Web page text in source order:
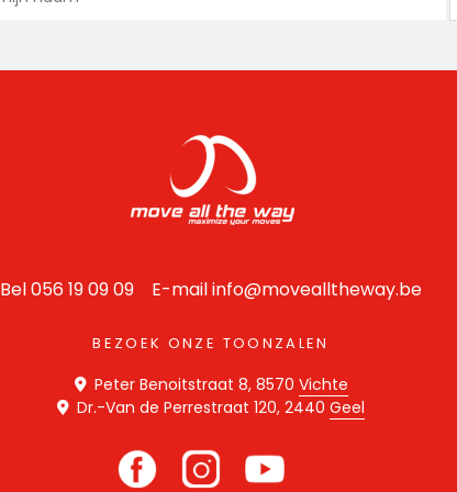
Bel 056 19 09 09 E-mailinfo@movealltheway.be
BEZOEK ONZE TOONZALEN
Peter Benoitstraat 8, 8570 Vichte
Dr.-Van de Perrestraat 120, 2440 Geel